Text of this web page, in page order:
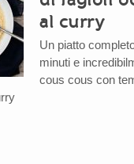
al curry
Un piatto
minuti e
cous cous con